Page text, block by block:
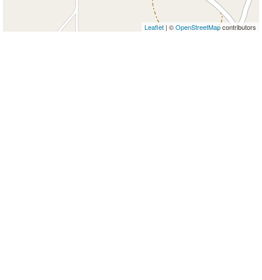
Leaflet | ©OpenStreetMapcontributors